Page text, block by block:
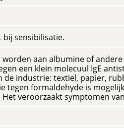
bij sensibilisatie.
aan albumine of
een klein molecuul IgE
industrie: textiel, papier,
tegen formaldehyde is
veroorzaakt symptomen